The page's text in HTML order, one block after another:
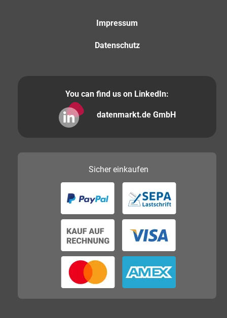
Impressum
Datenschutz
You can find us on LinkedIn:
datenmarkt.de GmbH
Sichereinkaufen